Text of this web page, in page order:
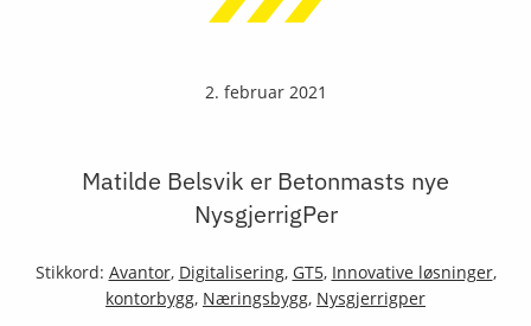
2. februar 2021
Matilde Belsvik er Betonmasts nye
NysgjerrigPer
Stikkord: Avantor, Digitalisering, GT5, Innovative løsninger,
kontorbygg, Næringsbygg, Nysgjerrigper